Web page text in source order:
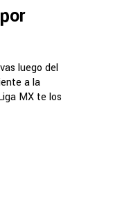
luego del
a la
MX te los